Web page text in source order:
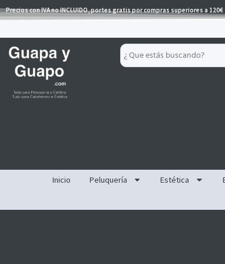
Ir
al
contenido
Precios con IVA no INCLUIDO, portes gratis por compras superiores a 120€
Search
...
Inicio Peluquería Estética